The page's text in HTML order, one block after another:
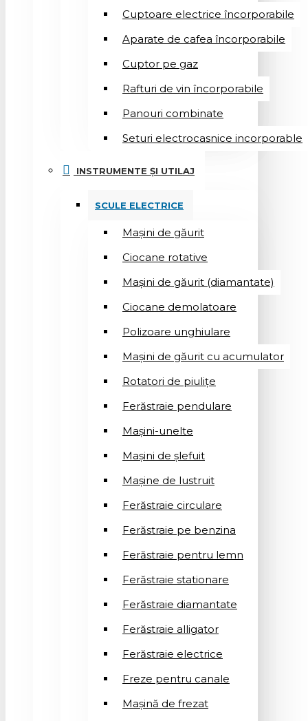
Cuptoare electrice încorporabile
Aparate de cafea încorporabile
Cuptor pe gaz
Rafturi de vin încorporabile
Panouri combinate
Seturi electrocasnice incorporable
INSTRUMENTE ȘI UTILAJ
SCULE ELECTRICE
Mașini de găurit
Ciocane rotative
Mașini de găurit (diamantate)
Ciocane demolatoare
Polizoare unghiulare
Mașini de găurit cu acumulator
Rotatori de piuliţe
Ferăstraie pendulare
Mașini-unelte
Mașini de șlefuit
Mașinе de lustruit
Ferăstraie circulare
Ferăstraie pe benzina
Ferăstraie pentru lemn
Ferăstraie stationare
Ferăstraie diamantate
Ferăstraie alligator
Ferăstraie electrice
Freze pentru canale
Mașină de frezat